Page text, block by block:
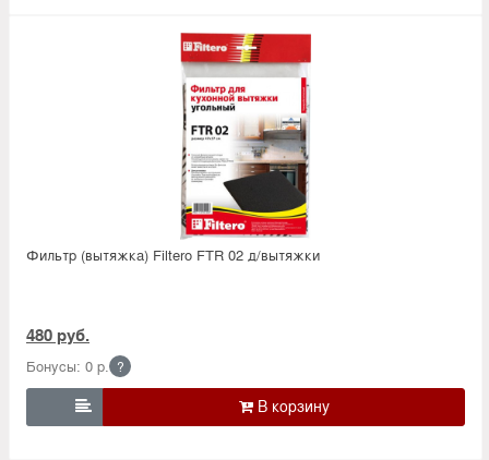
Фильтр (вытяжка) Filtero FTR 02 д/вытяжки
480 руб.
Бонусы: 0 р. ?
